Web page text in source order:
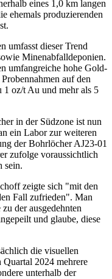
eines 1,0 km langen
ehemals produzierenden
umfasst dieser Trend
Minenabfalldeponien.
umfangreiche hohe Gold-
auf den
1 oz/t Au und mehr als 5
in der Südzone ist nun
ein Labor zur weiteren
der Bohrlöcher AJ23-01
zufolge voraussichtlich
sein.
zeigte sich "mit den
Fall zufrieden". Man
der ausgedehnten
und glaube, diese
die visuellen
Quartal 2024 mehrere
unterhalb der